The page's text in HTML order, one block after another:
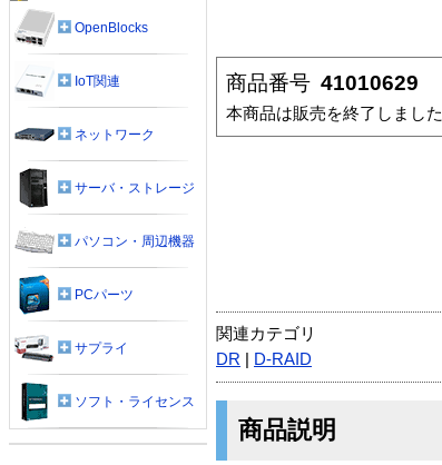
商品番号 41010629
本商品は販売を終了しました
関連カテゴリ
DR
D-RAID
商品説明
OpenBlocks
IoT関連
ネットワーク
サーバ・ストレージ
パソコン・周辺機器
PCパーツ
サプライ
ソフト・ライセンス